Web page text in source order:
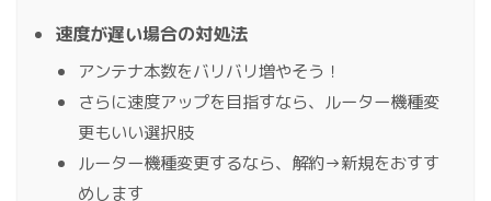
速度が遅い場合の対処法
アンテナ本数をバリバリ増やそう！
さらに速度アップを目指すなら、ルーター機種変
更もいい選択肢
ルーター機種変更するなら、解約→新規をおすす
めします